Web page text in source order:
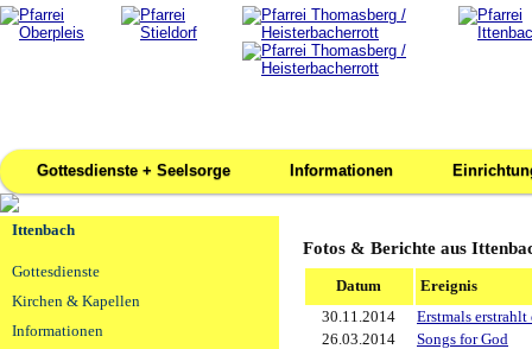
Gottesdienste + Seelsorge Informationen
Ittenbach
Gottesdienste
Kirchen & Kapellen
Informationen
Fotos & Berichte aus
Datum
Ereignis
30.11.2014
Erstmals
26.03.2014
Songs for God